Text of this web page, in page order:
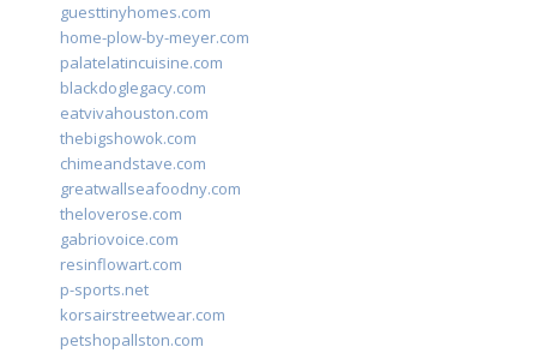
guesttinyhomes.com
home-plow-by-meyer.com
palatelatincuisine.com
blackdoglegacy.com
eatvivahouston.com
thebigshowok.com
chimeandstave.com
greatwallseafoodny.com
theloverose.com
gabriovoice.com
resinflowart.com
p-sports.net
korsairstreetwear.com
petshopallston.com